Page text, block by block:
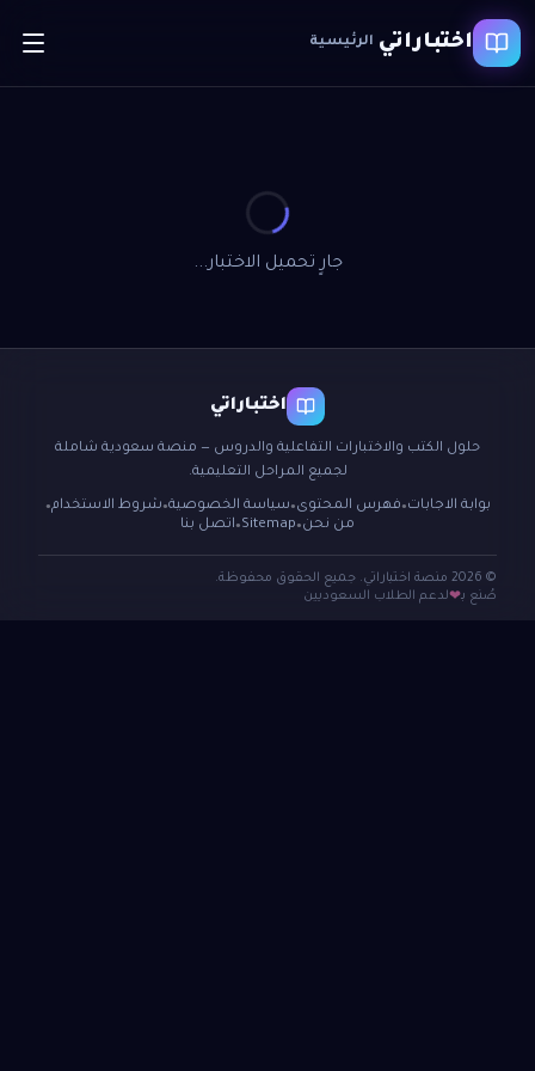
اختباراتي الرئيسية
جارٍ تحميل الاختبار...
اختباراتي
حلول الكتب والاختبارات التفاعلية والدروس — منصة سعودية شاملة
لجميع المراحل التعليمية.
بوابة الاجابات ● فهرس المحتوى ● سياسة الخصوصية● شروط الاستخدام●
من نحن ●
Sitemap
● اتصل بنا
© 2026 منصة اختباراتي. جميع الحقوق محفوظة.
صُنع بـ❤لدعم الطلاب السعوديين